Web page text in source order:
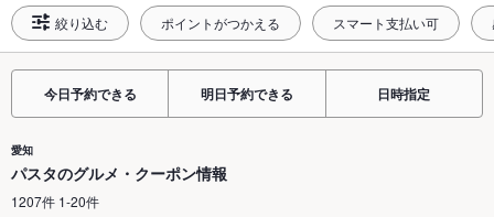
絞り込む ポイントがつかえる スマート支払い可
今日予約できる 明日予約できる 日時指定
愛知
パスタのグルメ・クーポン情報
1207件 1-20件